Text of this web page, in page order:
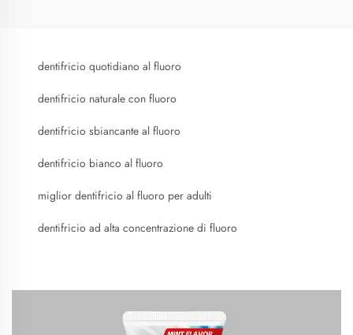
dentifricio quotidiano al fluoro
dentifricio naturale con fluoro
dentifricio sbiancante al fluoro
dentifricio bianco al fluoro
miglior dentifricio al fluoro per adulti
dentifricio ad alta concentrazione di fluoro